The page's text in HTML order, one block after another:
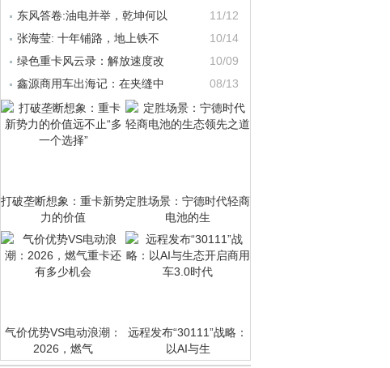
东风答卷:油电并举，乾坤何以
11/12
张海莹: 十年铺路，地上铁不
10/14
绿色重卡风云录：解放速度改
10/09
鑫源商用车出海记：在夹缝中
08/13
打破垄断想象：重卡新势
力的价值
定胜场景：宁德时代轻商
电池的生
气价优势VS电动浪潮：
2026，燃气
远程发布“30111”战略：
以AI与生